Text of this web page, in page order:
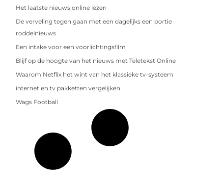
Het laatste nieuws online lezen
De verveling tegen gaan met een dagelijks een portie
roddelnieuws
Een intake voor een voorlichtingsfilm
Blijf op de hoogte van het nieuws met Teletekst Online
Waarom Netflix het wint van het klassieke tv-systeem
internet en tv pakketten vergelijken
Wags Football